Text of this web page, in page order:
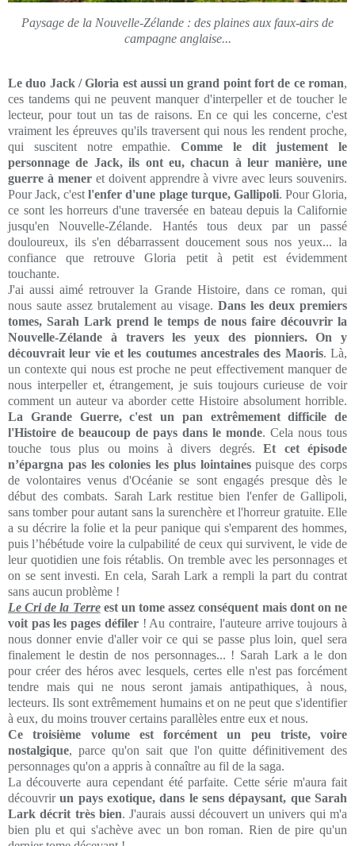
Paysage de la Nouvelle-Zélande : des plaines aux faux-airs de
campagne anglaise...
Le duo Jack / Gloria est aussi un grand point fort de ce roman,
ces tandems qui ne peuvent manquer d'interpeller et de toucher le
lecteur, pour tout un tas de raisons. En ce qui les concerne, c'est
vraiment les épreuves qu'ils traversent qui nous les rendent proche,
qui suscitent notre empathie. Comme le dit justement le
personnage de Jack, ils ont eu, chacun à leur manière, une
guerre à meneret doivent apprendre à vivre avec leurs souvenirs.
Pour Jack, c'estl'enfer d'une plage turque, Gallipoli. Pour Gloria,
ce sont les horreurs d'une traversée en bateau depuis la Californie
jusqu'en Nouvelle-Zélande. Hantés tous deux par un passé
douloureux, ils s'en débarrassent doucement sous nos yeux... la
confiance que retrouve Gloria petit à petit est évidemment
touchante.
J'ai aussi aimé retrouver la Grande Histoire, dans ce roman, qui
nous saute assez brutalement au visage. Dans les deux premiers
tomes, Sarah Lark prend le temps de nous faire découvrir la
Nouvelle-Zélande à travers les yeux des pionniers. On y
découvrait leur vie et les coutumes ancestrales des Maoris. Là,
un contexte qui nous est proche ne peut effectivement manquer de
nous interpeller et, étrangement, je suis toujours curieuse de voir
comment un auteur va aborder cette Histoire absolument horrible.
La Grande Guerre, c'est un pan extrêmement difficile de
l'Histoire de beaucoup de pays dans le monde. Cela nous tous
touche tous plus ou moins à divers degrés. Et cet épisode
n’épargna pas les colonies les plus lointainespuisque des corps
de volontaires venus d'Océanie se sont engagés presque dès le
début des combats. Sarah Lark restitue bien l'enfer de Gallipoli,
sans tomber pour autant sans la surenchère et l'horreur gratuite. Elle
a su décrire la folie et la peur panique qui s'emparent des hommes,
puis l’hébétude voire la culpabilité de ceux qui survivent, le vide de
leur quotidien une fois rétablis. On tremble avec les personnages et
on se sent investi. En cela, Sarah Lark a rempli la part du contrat
sans aucun problème !
Le Cri de la Terreest un tome assez conséquent mais dont on ne
voit pas les pages défiler! Au contraire, l'auteure arrive toujours à
nous donner envie d'aller voir ce qui se passe plus loin, quel sera
finalement le destin de nos personnages... ! Sarah Lark a le don
pour créer des héros avec lesquels, certes elle n'est pas forcément
tendre mais qui ne nous seront jamais antipathiques, à nous,
lecteurs. Ils sont extrêmement humains et on ne peut que s'identifier
à eux, du moins trouver certains parallèles entre eux et nous.
Ce troisième volume est forcément un peu triste, voire
nostalgique, parce qu'on sait que l'on quitte définitivement des
personnages qu'on a appris à connaître au fil de la saga.
La découverte aura cependant été parfaite. Cette série m'aura fait
découvrirun pays exotique, dans le sens dépaysant, que Sarah
Lark décrit très bien. J'aurais aussi découvert un univers qui m'a
bien plu et qui s'achève avec un bon roman. Rien de pire qu'un